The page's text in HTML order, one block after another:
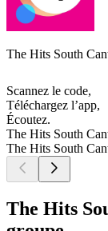
The Hits South
Scannez le code,
Téléchargez l’app,
Écoutez.
The Hits South
The Hits South
The Hits